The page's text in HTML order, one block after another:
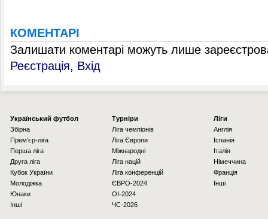
КОМЕНТАРІ
Залишати коментарі можуть лише
Реєстрація, Вхід
Українcький футбол
Збірна
Прем'єр-ліга
Перша ліга
Друга ліга
Кубок України
Молодіжка
Юнаки
Інші
Турніри
Ліга чемпіонів
Ліга Європи
Міжнародні
Ліга націй
Ліга конференцій
ЄВРО-2024
OI-2024
ЧС-2026
Ліги
Англія
Іспанія
Італія
Німеччина
Франція
Інші